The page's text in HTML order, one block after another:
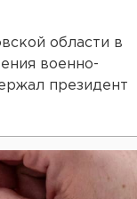
области в
военно-
президент